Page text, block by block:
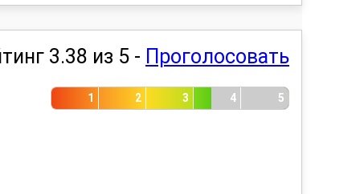
3.38 из 5 - Проголосовать
1 2 3 4 5